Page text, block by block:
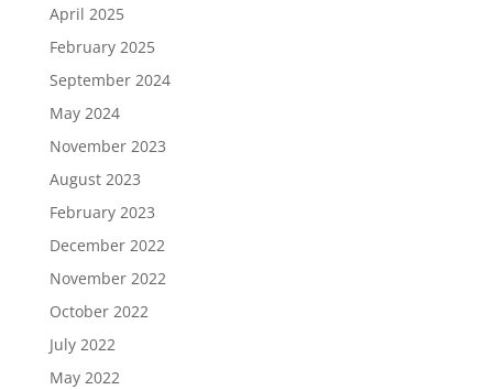
April 2025
February 2025
September 2024
May 2024
November 2023
August 2023
February 2023
December 2022
November 2022
October 2022
July 2022
May 2022